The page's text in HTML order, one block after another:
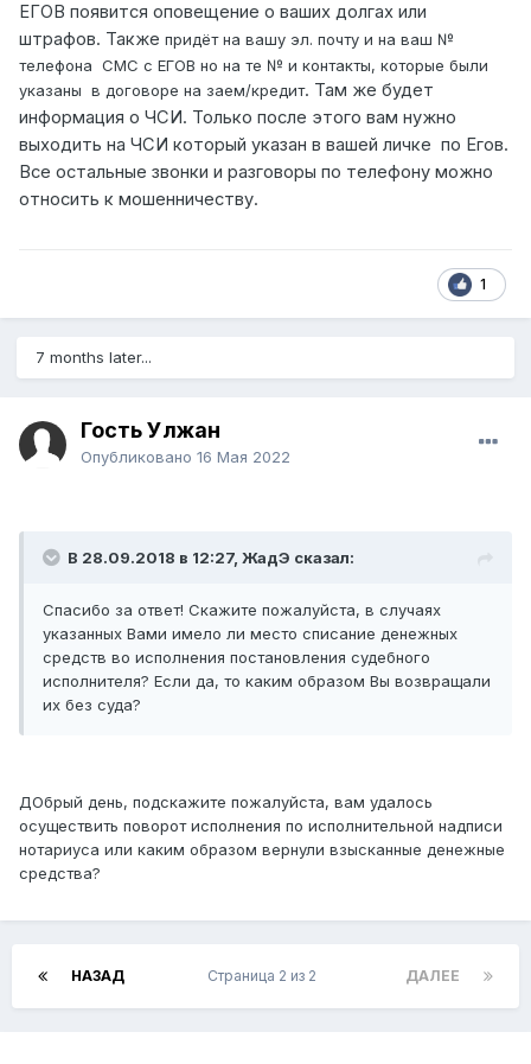
ЕГОВ появится оповещение о ваших долгах или
штрафов. Также придёт на вашу эл. почту и на ваш №
телефона СМС с ЕГОВ но на те № и контакты, которые были
указаны в договоре на заем/кредит. Там же будет
информация о ЧСИ. Только после этого вам нужно
выходить на ЧСИ который указан в вашей личке по Егов.
Все остальные звонки и разговоры по телефону можно
относить к мошенничеству.
1
7 months later...
Гость Улжан
Опубликовано 16 Мая 2022
В 28.09.2018 в 12:27, ЖадЭ сказал:
Спасибо за ответ! Скажите пожалуйста, в случаях
указанных Вами имело ли место списание денежных
средств во исполнения постановления судебного
исполнителя? Если да, то каким образом Вы возвращали
их без суда?
ДОбрый день, подскажите пожалуйста, вам удалось
осуществить поворот исполнения по исполнительной надписи
нотариуса или каким образом вернули взысканные денежные
средства?
НАЗАД ДАЛЕЕ
Страница 2 из 2